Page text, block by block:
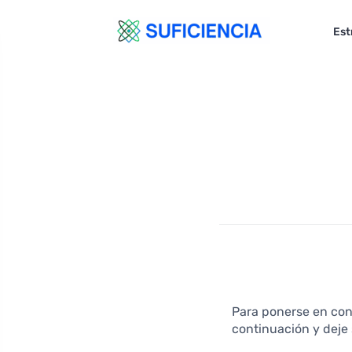
Para ponerse en
continuación y deje